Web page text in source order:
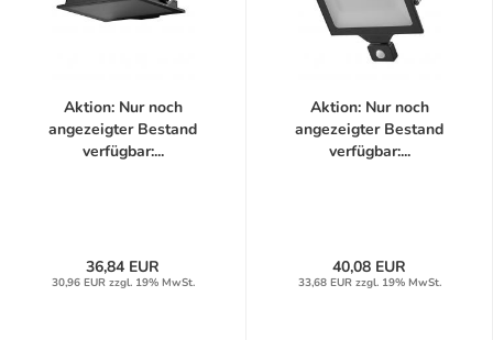
Aktion: Nur noch
angezeigter Bestand
verfügbar:...
36,84 EUR
30,96 EUR zzgl. 19% MwSt.
Aktion: Nur noch
angezeigter Bestand
verfügbar:...
40,08 EUR
33,68 EUR zzgl. 19% MwSt.